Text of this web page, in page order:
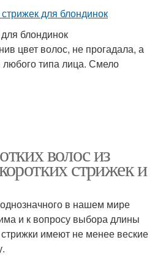
блондинок
цвет волос, не прогадала, а
любого типа лица. Смело
волос из
стрижек и
в нашем мире
и к вопросу выбора длины
имеют не менее веские